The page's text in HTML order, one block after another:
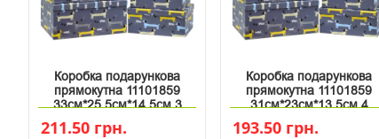
Коробка подарункова
прямокутна 11101859
33см*25.5см*14.5см 3
211.50 грн.
Коробка подарункова
прямокутна 11101859
31см*23см*13.5см 4
193.50 грн.